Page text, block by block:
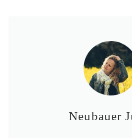
Neubauer